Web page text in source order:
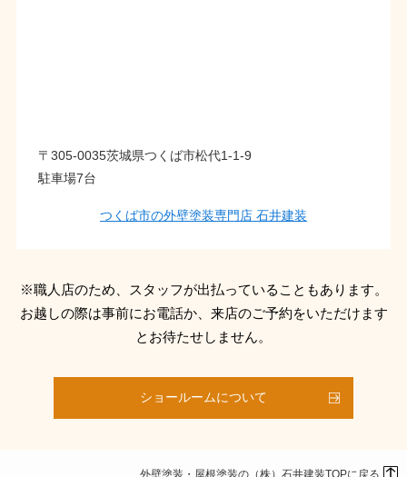
〒305-0035茨城県つくば市松代1-1-9
駐車場7台
つくば市の外壁塗装専門店 石井建装
※職人店のため、スタッフが出払っていることもあります。
お越しの際は事前にお電話か、来店のご予約をいただけます
とお待たせしません。
ショールームについて
外壁塗装・屋根塗装の（株）石井建装TOPに戻る